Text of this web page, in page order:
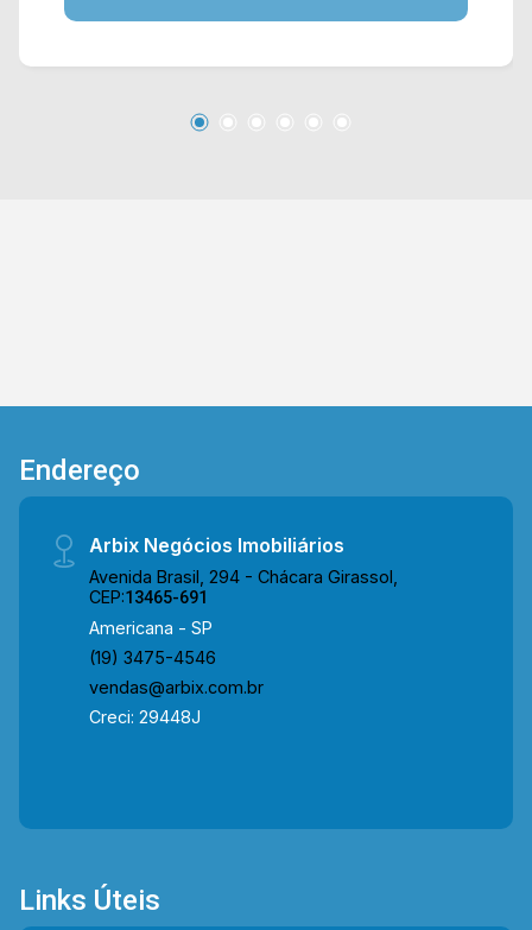
> 01 vaga de garagem. Aceita financiamento.
condomínio está próximo à Av. São Jerônimo,
região conta com escolas, supermercado Pague
Endereço
Arbix Negócios Imobiliários
Avenida Brasil, 294 - Chácara Girassol,
CEP:13465-691
Americana - SP
(19) 3475-4546
vendas@arbix.com.br
Creci: 29448J
Links Úteis